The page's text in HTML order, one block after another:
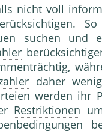
nicht voll
suchen und
daher
werden ihr
Restriktionen